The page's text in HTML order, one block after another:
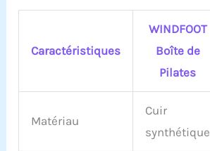
Caractéristiques
WINDFOOT
Boîte de
Pilates
Matériau
Cuir
synthétique